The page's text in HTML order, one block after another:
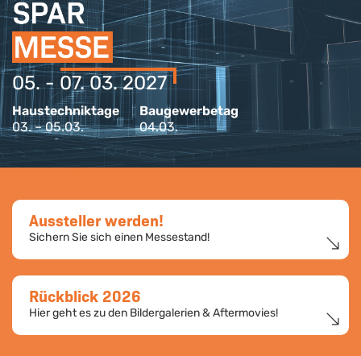
05. - 07. 03. 2027
Haustechniktage
03. – 05.03.
Baugewerbetag
04.03.
Aussteller werden!
Sichern Sie sich einen Messestand!
Rückblick 2026
Hier geht es zu den Bildergalerien & Aftermovies!